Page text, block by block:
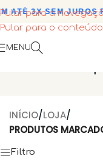
Pular para a
Pular para o
ATÉ 3X SEM JUROS•
MENU
INÍCIO/LOJA/
PRODUTOS
Filtro